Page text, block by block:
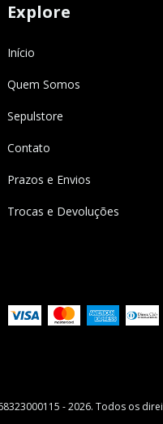
Explore
Início
Quem Somos
Sepulstore
Contato
Prazos e Envios
Trocas e Devoluções
- 2026. Todos os